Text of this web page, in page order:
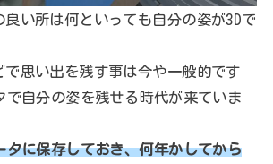
良い所は何といっても自分の姿が3Dで
で思い出を残す事は今や一般的です
で自分の姿を残せる時代が来ていま
タに保存しておき、何年かしてから